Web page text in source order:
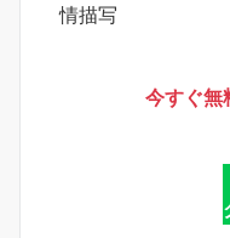
情描写
今すぐ無